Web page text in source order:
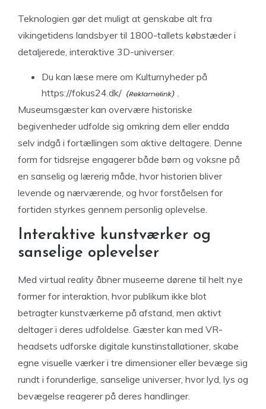
Teknologien gør det muligt at genskabe alt fra
vikingetidens landsbyer til 1800-tallets købstæder i
detaljerede, interaktive 3D-universer.
Du kan læse mere om Kulturnyheder på
https://fokus24.dk/
.
Museumsgæster kan overvære historiske
begivenheder udfolde sig omkring dem eller endda
selv indgå i fortællingen som aktive deltagere. Denne
form for tidsrejse engagerer både børn og voksne på
en sanselig og lærerig måde, hvor historien bliver
levende og nærværende, og hvor forståelsen for
fortiden styrkes gennem personlig oplevelse.
Interaktive kunstværker og
sanselige oplevelser
Med virtual reality åbner museerne dørene til helt nye
former for interaktion, hvor publikum ikke blot
betragter kunstværkerne på afstand, men aktivt
deltager i deres udfoldelse. Gæster kan med VR-
headsets udforske digitale kunstinstallationer, skabe
egne visuelle værker i tre dimensioner eller bevæge sig
rundt i forunderlige, sanselige universer, hvor lyd, lys og
bevægelse reagerer på deres handlinger.